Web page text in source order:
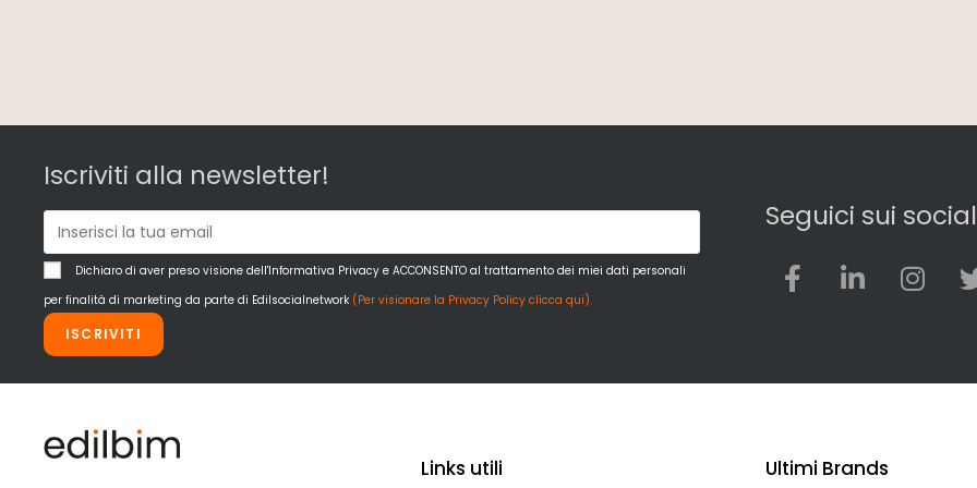
Iscriviti alla newsletter!
Dichiaro di aver preso visione dell'Informativa Privacy e ACCONSENTO al trattamento dei miei dati personali
per finalità di marketing da parte di Edilsocialnetwork (Per visionare la Privacy Policy clicca qui).
ISCRIVITI
Seguici sui social
Links utili Ultimi Brands